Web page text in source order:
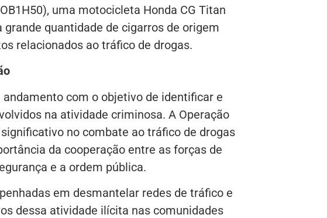
uma motocicleta Honda CG Titan
grande quantidade de cigarros de origem
relacionados ao tráfico de drogas.
com o objetivo de identificar e
na atividade criminosa. A Operação
no combate ao tráfico de drogas
da cooperação entre as forças de
e a ordem pública.
em desmantelar redes de tráfico e
dessa atividade ilícita nas comunidades